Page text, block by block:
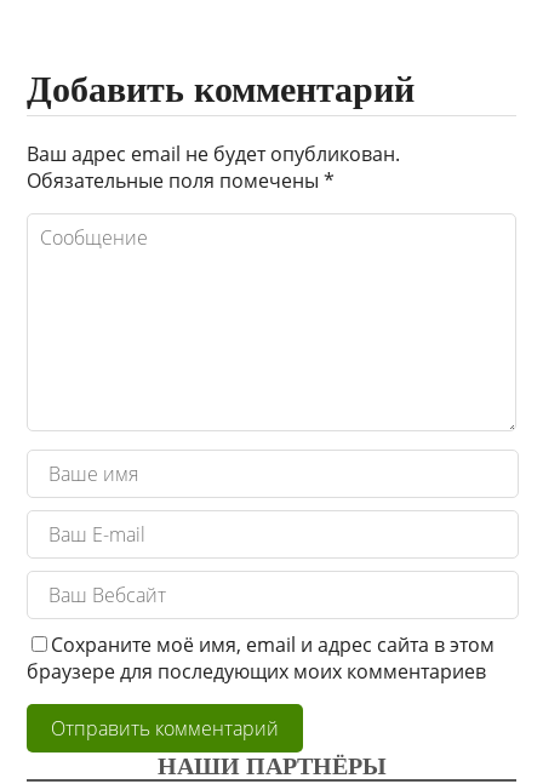
Добавить комментарий
Ваш адрес email не будет опубликован.
Обязательные поля помечены*
Сохраните моё имя, email и адрес сайта в этом
браузере для последующих моих комментариев
НАШИ ПАРТНЁРЫ